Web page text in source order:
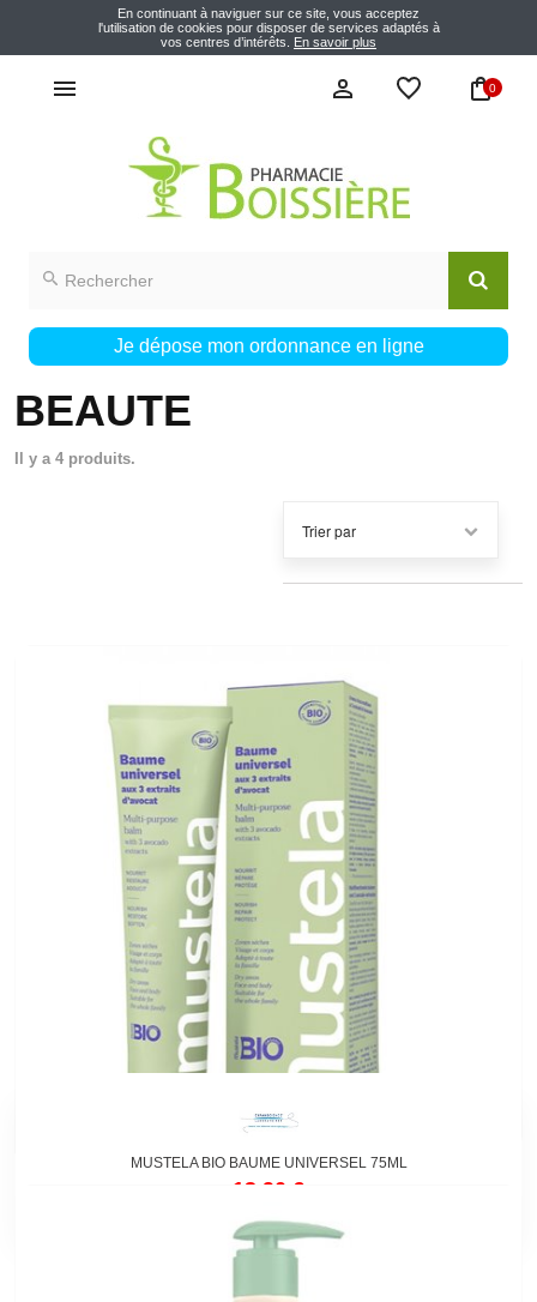
En continuant à naviguer sur ce site, vous acceptez
l'utilisation de cookies pour disposer de services adaptés à
vos centres d’intérêts. En savoir plus
0
Je dépose mon ordonnance en ligne
BEAUTE
Il y a 4 produits.
MUSTELA BIO BAUME UNIVERSEL 75ML
13,90 €